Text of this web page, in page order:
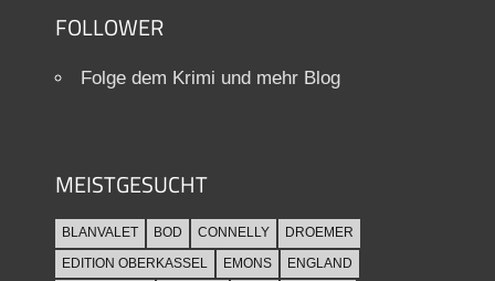
FOLLOWER
Folge dem Krimi und mehr Blog
MEISTGESUCHT
BLANVALET BOD CONNELLY
DROEMER
EDITION OBERKASSEL
EMONS
ENGLAND